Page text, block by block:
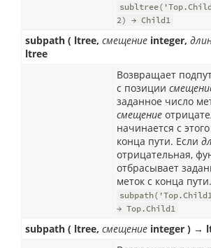
2) → Child1
subpath ( ltree, смещение integer,
ltree
Возвращает
с позиции
заданное число
смещение
начинается с
конца пути. Если
отрицательная,
отбрасывает
меток с конца пути.
→ Top.Child1
subpath ( ltree, смещение integer ) →